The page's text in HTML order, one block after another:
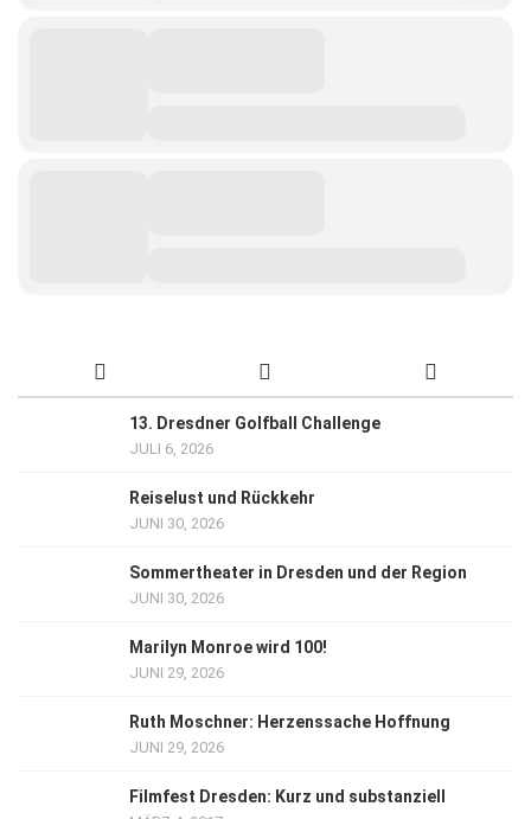
13. Dresdner Golfball Challenge
JULI 6, 2026
Reiselust und Rückkehr
JUNI 30, 2026
Sommertheater in Dresden und der Region
JUNI 30, 2026
Marilyn Monroe wird 100!
JUNI 29, 2026
Ruth Moschner: Herzenssache Hoffnung
JUNI 29, 2026
Filmfest Dresden: Kurz und substanziell